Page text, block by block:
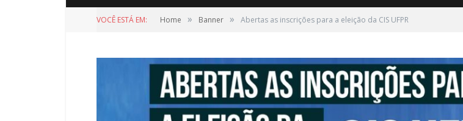
VOCÊ ESTÁ EM: Home » Banner » Abertas as inscrições para a eleição da CIS UFPR